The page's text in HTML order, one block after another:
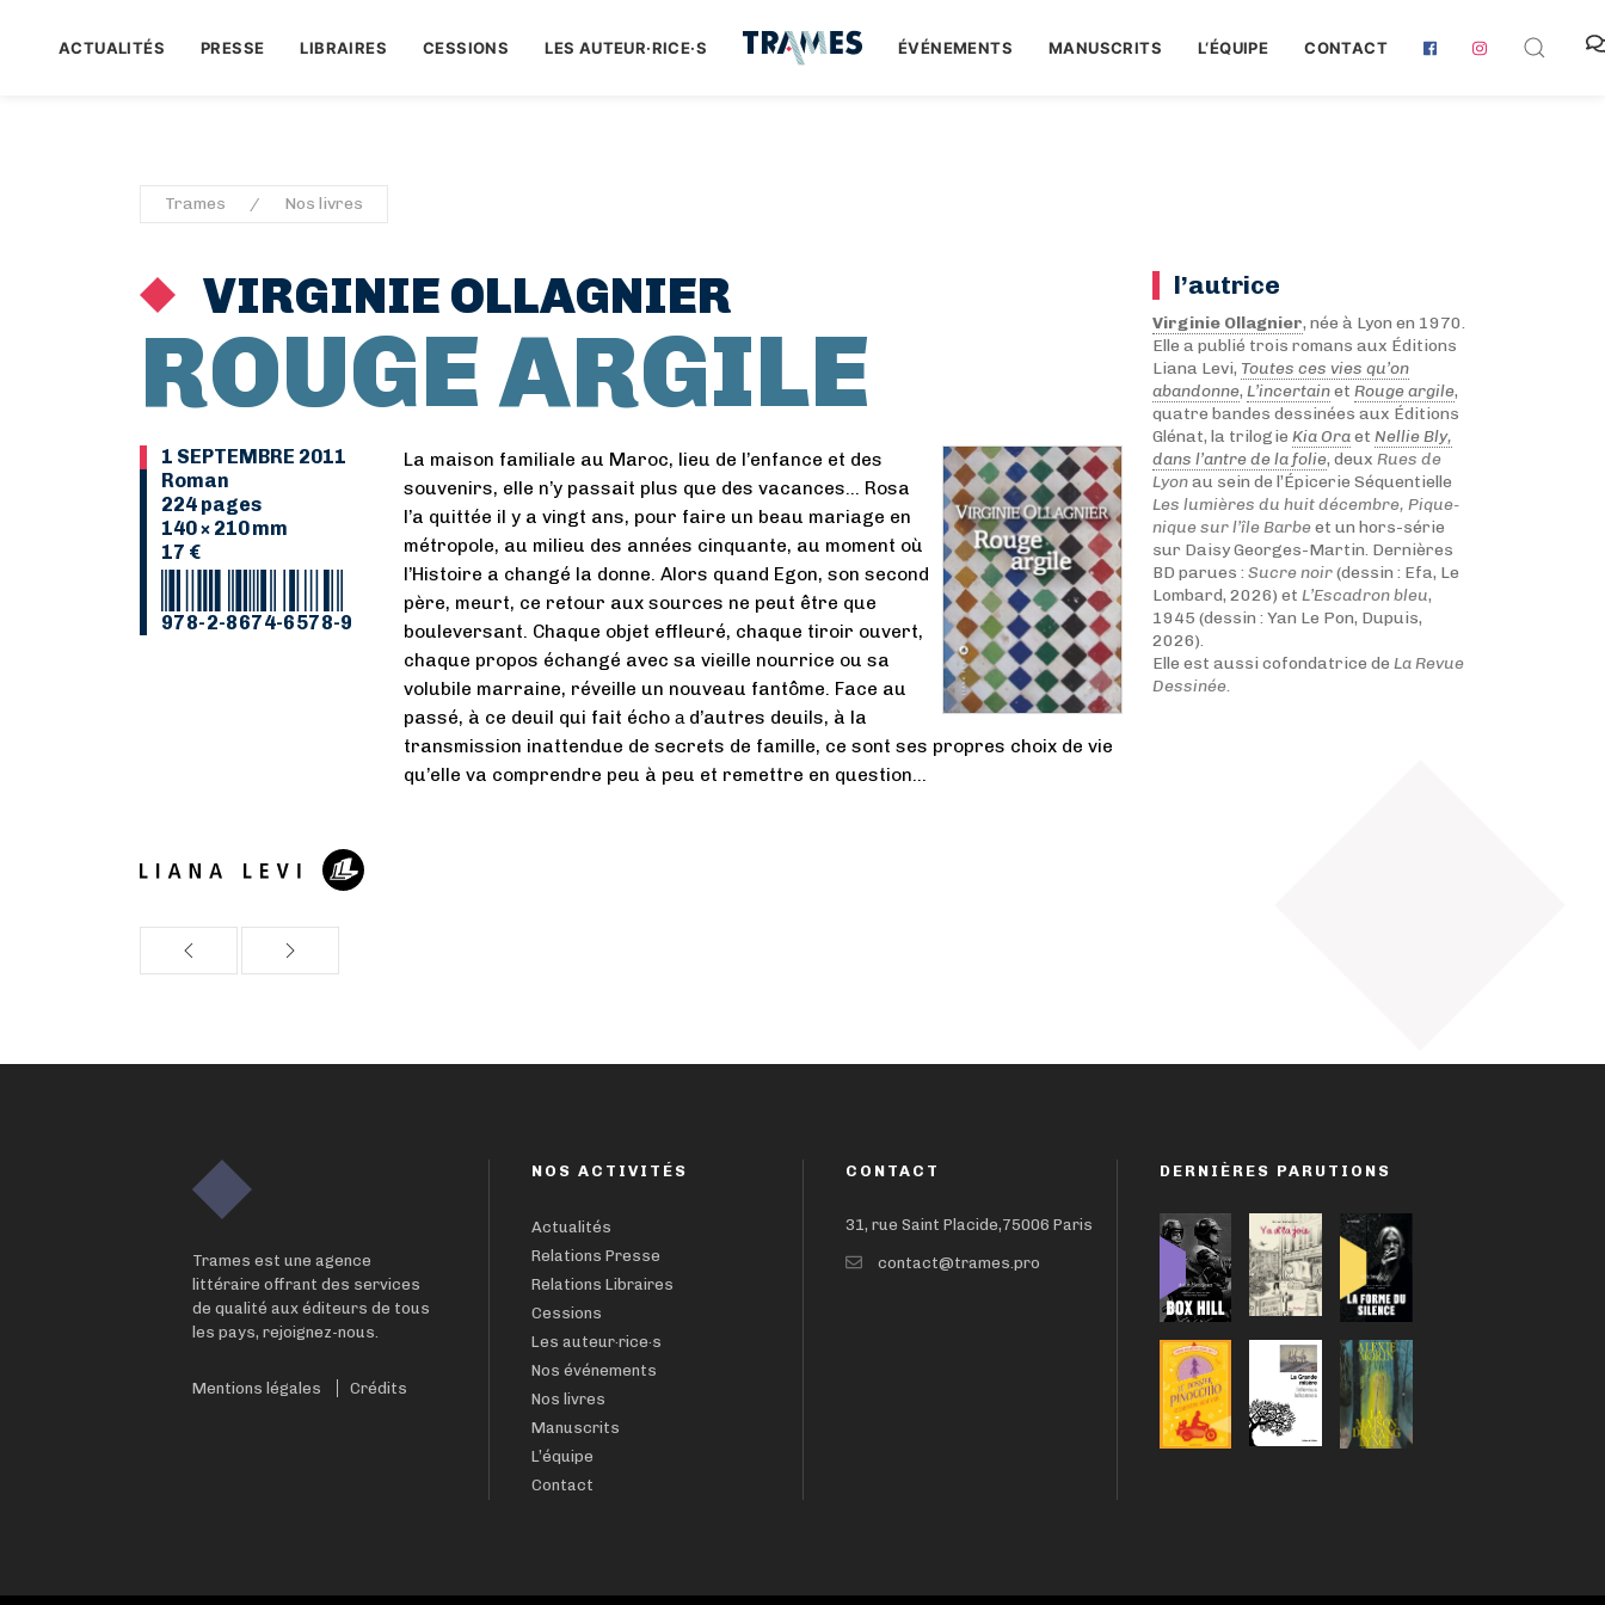
ACTUALITÉS PRESSE LIBRAIRES CESSIONS LES AUTEUR·RICE·S ÉVÉNEMENTS MANUSCRITS L‘ÉQUIPE CONTACT
Trames Nos livres
VIRGINIE OLLAGNIER
ROUGE ARGILE
1 SEPTEMBRE 2011
Roman
224 pages
140 × 210 mm
17 €
978-2-8674-6578-9
La maison familiale au Maroc, lieu de l’enfance et des
souvenirs, elle n’y passait plus que des vacances… Rosa
l’a quittée il y a vingt ans, pour faire un beau mariage en
métropole, au milieu des années cinquante, au moment où
l’Histoire a changé la donne. Alors quand Egon, son second
père, meurt, ce retour aux sources ne peut être que
bouleversant. Chaque objet effleuré, chaque tiroir ouvert,
chaque propos échangé avec sa vieille nourrice ou sa
volubile marraine, réveille un nouveau fantôme. Face au
passé, à ce deuil qui fait écho а d’autres deuils, à la
transmission inattendue de secrets de famille, ce sont ses propres choix de vie
qu’elle va comprendre peu à peu et remettre en question…
l’autrice
Virginie Ollagnier, née à Lyon en 1970.
Elle a publié trois romans aux Éditions
Liana Levi, Toutes ces vies qu’on
abandonne, L’incertainet Rouge argile,
quatre bandes dessinées aux Éditions
Glénat, la trilogie Kia Oraet Nellie Bly,
dans l’antre de la folie, deux Rues de
Lyonau sein de l’Épicerie Séquentielle
Les lumières du huit décembre, Pique-
nique sur l’île Barbeet un hors-série
sur Daisy Georges-Martin. Dernières
BD parues : Sucre noir(dessin : Efa, Le
Lombard, 2026) et L’Escadron bleu,
1945 (dessin : Yan Le Pon, Dupuis,
2026).
Elle est aussi cofondatrice de La Revue
Dessinée.
Trames est une agence
littéraire offrant des services
de qualité aux éditeurs de tous
les pays, rejoignez-nous.
Mentions légales Crédits
NOS ACTIVITÉS
Actualités
Relations Presse
Relations Libraires
Cessions
Les auteur·rice·s
Nos événements
Nos livres
Manuscrits
L’équipe
Contact
CONTACT
31, rue Saint Placide,75006 Paris
contact@trames.pro
DERNIÈRES PARUTIONS